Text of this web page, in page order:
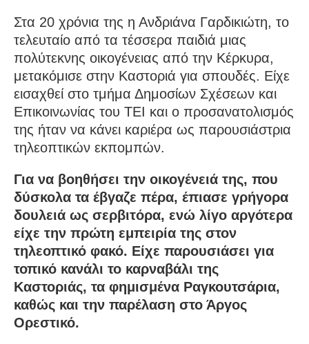
Στα 20 χρόνια της η Ανδριάνα Γαρδικιώτη, το
τελευταίο από τα τέσσερα παιδιά μιας
πολύτεκνης οικογένειας από την Κέρκυρα,
μετακόμισε στην Καστοριά για σπουδές. Είχε
εισαχθεί στο τμήμα Δημοσίων Σχέσεων και
Επικοινωνίας του ΤΕΙ και ο προσανατολισμός
της ήταν να κάνει καριέρα ως παρουσιάστρια
τηλεοπτικών εκπομπών.
Για να βοηθήσει την οικογένειά της, που
δύσκολα τα έβγαζε πέρα, έπιασε γρήγορα
δουλειά ως σερβιτόρα, ενώ λίγο αργότερα
είχε την πρώτη εμπειρία της στον
τηλεοπτικό φακό. Είχε παρουσιάσει για
τοπικό κανάλι το καρναβάλι της
Καστοριάς, τα φημισμένα Ραγκουτσάρια,
καθώς και την παρέλαση στο Άργος
Ορεστικό.